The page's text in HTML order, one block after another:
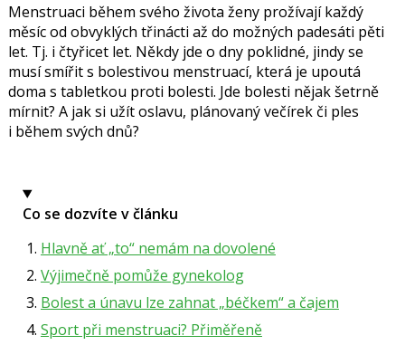
Menstruaci během svého života ženy prožívají každý
měsíc od obvyklých třinácti až do možných padesáti pěti
let. Tj. i čtyřicet let. Někdy jde o dny poklidné, jindy se
musí smířit s bolestivou menstruací, která je upoutá
doma s tabletkou proti bolesti. Jde bolesti nějak šetrně
mírnit? A jak si užít oslavu, plánovaný večírek či ples
i během svých dnů?
Co se dozvíte v článku
Hlavně ať „to“ nemám na dovolené
Výjimečně pomůže gynekolog
Bolest a únavu lze zahnat „béčkem“ a čajem
Sport při menstruaci? Přiměřeně